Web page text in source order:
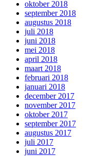
oktober 2018
september 2018
augustus 2018
juli 2018
juni 2018
mei 2018
april 2018
maart 2018
februari 2018
januari 2018
december 2017
november 2017
oktober 2017
september 2017
augustus 2017
juli 2017
juni 2017